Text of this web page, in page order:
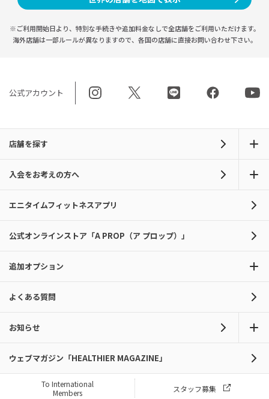
※ご利用開始日より、特別な手続きや追加料金なしで全店舗をご利用いただけます。
海外店舗は一部ルールが異なりますので、 各国の店舗に直接お問い合わせ下さい。
公式アカウント
店舗を探す
入会をお考えの方へ
エニタイムフィットネスアプリ
公式オンラインストア「A PROP（ア プロップ）」
追加オプション
よくある質問
お知らせ
ウェブマガジン「HEALTHIER MAGAZINE」
To International
Members
スタッフ募集